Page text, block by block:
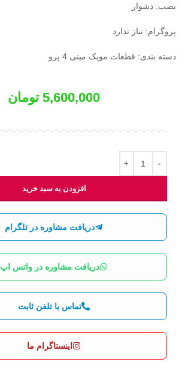
نصب: دشوار
پروگرام: نیاز ندارد
دسته بندی: قطعات مویک مینی 4 پرو
5,600,000 تومان
افزودن به سبد خرید
دریافت مشاوره در تلگرام
دریافت مشاوره در واتس اپ
تماس با تلفن ثابت
اینستاگرام ما